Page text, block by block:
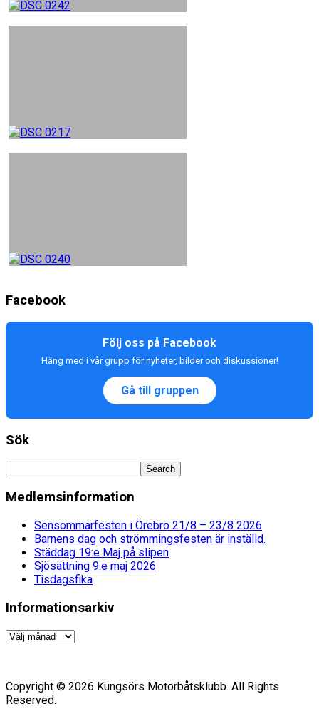
Facebook
Följ oss på Facebook
Häng med i vår grupp för nyheter, bilder och diskussioner!
Gå till gruppen
Sök
Medlemsinformation
Sensommarfesten i Örebro 21/8 – 23/8 2026
Barnens dag och strömmingsfesten är inställd.
Städdag 19:e Maj på slipen
Sjösättning 9:e maj 2026
Tisdagsfika
Informationsarkiv
Informationsarkiv
Copyright © 2026 Kungsörs Motorbåtsklubb. All Rights
Reserved.